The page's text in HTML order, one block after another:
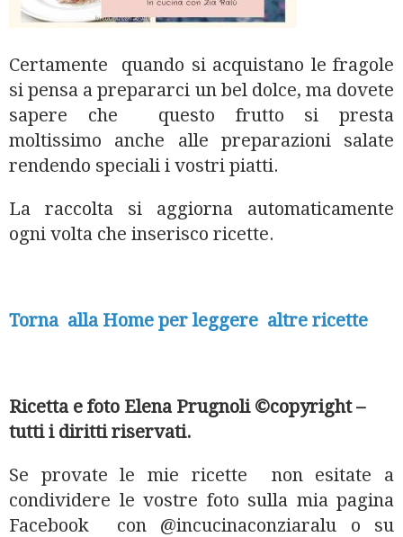
Certamente quando si acquistano le fragole
si pensa a prepararci un bel dolce, ma dovete
sapere che questo frutto si presta
moltissimo anche alle preparazioni salate
rendendo speciali i vostri piatti.
La raccolta si aggiorna automaticamente
ogni volta che inserisco ricette.
Torna alla Home per leggere altre ricette
Ricetta e foto Elena Prugnoli ©copyright –
tutti i diritti riservati.
Se provate le mie ricette non esitate a
condividere le vostre foto sulla mia pagina
Facebook con @incucinaconziaralu o su